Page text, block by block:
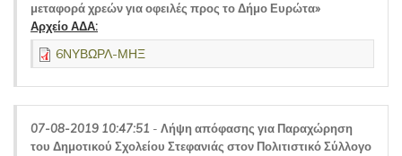
μεταφορά χρεών για οφειλές προς το Δήμο Ευρώτα»
Αρχείο ΑΔΑ:
6ΝΥΒΩΡΛ-ΜΗΞ
07-08-2019 10:47:51 - Λήψη απόφασης για Παραχώρηση
του Δημοτικού Σχολείου Στεφανιάς στον Πολιτιστικό Σύλλογο